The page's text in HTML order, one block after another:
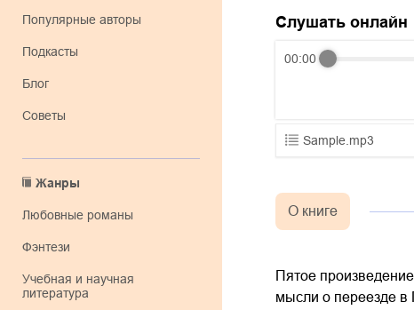
Популярные авторы
Подкасты
Блог
Советы
Жанры
любовные романы
фэнтези
учебная и научная
литература
Слушать онлайн
00:00
Sample.mp3
02.mp3
О книге
Пятое
мысли о переезде в